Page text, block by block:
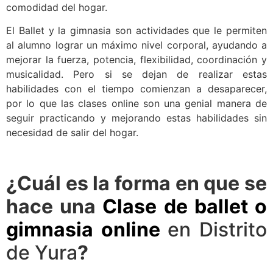
comodidad del hogar.
El Ballet y la gimnasia son actividades que le permiten
al alumno lograr un máximo nivel corporal, ayudando a
mejorar la fuerza, potencia, flexibilidad, coordinación y
musicalidad. Pero si se dejan de realizar estas
habilidades con el tiempo comienzan a desaparecer,
por lo que las clases online son una genial manera de
seguir practicando y mejorando estas habilidades sin
necesidad de salir del hogar.
¿Cuál es la forma en que se
hace una Clase de ballet o
gimnasia online en Distrito
de Yura?